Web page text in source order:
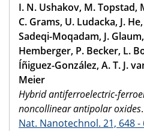
I. N. Ushakov, M. Topstad,
C. Grams, U. Ludacka, J.
Sadeqi-Moqadam, J.
Hemberger, P. Becker, L.
Íñiguez-González, A. T. J.
Meier
Hybrid antiferroelectric-
noncollinear antipolar oxides.
Nat. Nanotechnol. 21, 648 -